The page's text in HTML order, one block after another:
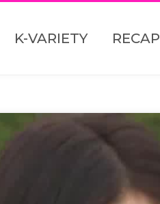
K-VARIETY RECAP